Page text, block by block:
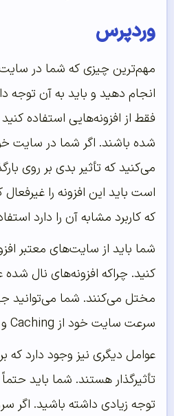
وردپرس
مهم‌ترین چیزی که شما در
انجام دهید و باید به آن توجه
فقط از افزونه‌هایی استفاده
شده باشند. اگر شما در سایت
می‌کنید که تأثیر بدی بر روی
است باید این افزونه را غیرفعال
که کاربرد مشابه آن را دارد
شما باید از سایت‌های معتبر
کنید. چراکه افزونه‌های نال
مختل می‌کنند. شما می‌توانید
سرعت سایت خود از Caching و CDN استفاده کنید.
عوامل دیگری نیز وجود دارد
تأثیرگذار هستند. شما باید
توجه زیادی داشته باشید. اگر